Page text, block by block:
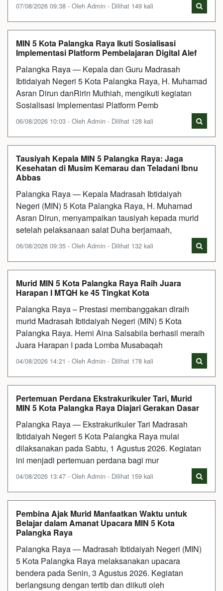
07/08/2026 09:38 - Oleh Admin - Dilihat 149 kali
MIN 5 Kota Palangka Raya Ikuti Sosialisasi
Implementasi Platform Pembelajaran Digital Alef
Palangka Raya — Kepala dan Guru Madrasah
Ibtidaiyah Negeri 5 Kota Palangka Raya, H. Muhamad
Asran Dirun danRirin Muthiah, mengikuti kegiatan
Sosialisasi Implementasi Platform Pemb
06/08/2026 10:03 - Oleh Admin - Dilihat 128 kali
Tausiyah Kepala MIN 5 Palangka Raya: Jaga
Kesehatan di Musim Kemarau dan Teladani Ibnu
Abbas
Palangka Raya — Kepala Madrasah Ibtidaiyah
Negeri (MIN) 5 Kota Palangka Raya, H. Muhamad
Asran Dirun, menyampaikan tausiyah kepada murid
setelah pelaksanaan salat Duha berjamaah,
06/08/2026 09:35 - Oleh Admin - Dilihat 132 kali
Murid MIN 5 Kota Palangka Raya Raih Juara
Harapan I MTQH ke 45 Tingkat Kota
Palangka Raya – Prestasi membanggakan diraih
murid Madrasah Ibtidaiyah Negeri (MIN) 5 Kota
Palangka Raya. Herni Aina Salsabila berhasil meraih
Juara Harapan I pada Lomba Musabaqah
04/08/2026 14:21 - Oleh Admin - Dilihat 178 kali
Pertemuan Perdana Ekstrakurikuler Tari, Murid
MIN 5 Kota Palangka Raya Diajari Gerakan Dasar
Palangka Raya — Ekstrakurikuler Tari Madrasah
Ibtidaiyah Negeri 5 Kota Palangka Raya mulai
dilaksanakan pada Sabtu, 1 Agustus 2026. Kegiatan
ini menjadi pertemuan perdana bagi mur
04/08/2026 13:47 - Oleh Admin - Dilihat 159 kali
Pembina Ajak Murid Manfaatkan Waktu untuk
Belajar dalam Amanat Upacara MIN 5 Kota
Palangka Raya
Palangka Raya — Madrasah Ibtidaiyah Negeri (MIN)
5 Kota Palangka Raya melaksanakan upacara
bendera pada Senin, 3 Agustus 2026. Kegiatan
berlangsung dengan tertib dan diikuti oleh